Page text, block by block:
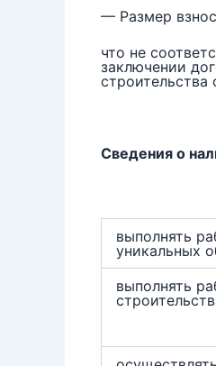
— Размер
что не
заключении
строительства
Сведения о
выполнять
уникальных
выполнять